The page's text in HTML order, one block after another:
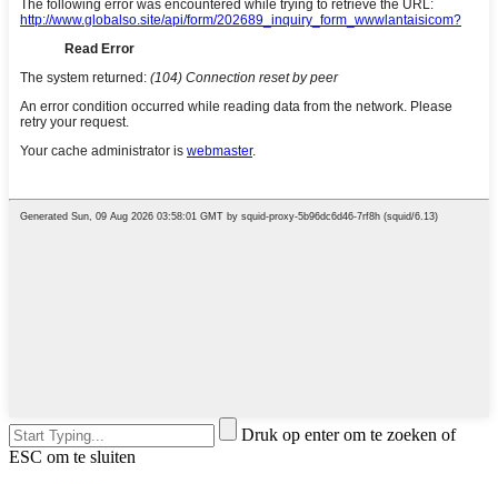
Druk op enter om te zoeken of
ESC om te sluiten